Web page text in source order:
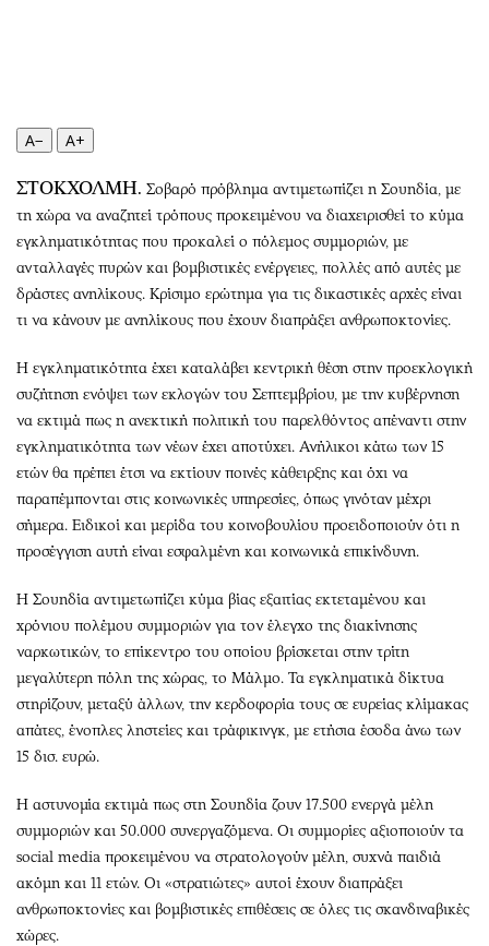
Πολιτισμός
Θέατρο-Χορός
Μουσική
Εικαστικά
Βιβλίο
Χειρόγραφα
Podcasts
Uncut
Προσφορές
Προσωπικότητες στην ''Κ''
Επιστολές
A− A+
ΣΤΟΚΧΟΛΜΗ. Σοβαρό πρόβλημα αντιμετωπίζει η Σουηδία, με
τη χώρα να αναζητεί τρόπους προκειμένου να διαχειρισθεί το κύμα
εγκληματικότητας που προκαλεί ο πόλεμος συμμοριών, με
ανταλλαγές πυρών και βομβιστικές ενέργειες, πολλές από αυτές με
δράστες ανηλίκους. Κρίσιμο ερώτημα για τις δικαστικές αρχές είναι
τι να κάνουν με ανηλίκους που έχουν διαπράξει ανθρωποκτονίες.
Η εγκληματικότητα έχει καταλάβει κεντρική θέση στην προεκλογική
συζήτηση ενόψει των εκλογών του Σεπτεμβρίου, με την κυβέρνηση
να εκτιμά πως η ανεκτική πολιτική του παρελθόντος απέναντι στην
εγκληματικότητα των νέων έχει αποτύχει. Ανήλικοι κάτω των 15
ετών θα πρέπει έτσι να εκτίουν ποινές κάθειρξης και όχι να
παραπέμπονται στις κοινωνικές υπηρεσίες, όπως γινόταν μέχρι
σήμερα. Ειδικοί και μερίδα του κοινοβουλίου προειδοποιούν ότι η
προσέγγιση αυτή είναι εσφαλμένη και κοινωνικά επικίνδυνη.
Η Σουηδία αντιμετωπίζει κύμα βίας εξαιτίας εκτεταμένου και
χρόνιου πολέμου συμμοριών για τον έλεγχο της διακίνησης
ναρκωτικών, το επίκεντρο του οποίου βρίσκεται στην τρίτη
μεγαλύτερη πόλη της χώρας, το Μάλμο. Τα εγκληματικά δίκτυα
στηρίζουν, μεταξύ άλλων, την κερδοφορία τους σε ευρείας κλίμακας
απάτες, ένοπλες ληστείες και τράφικινγκ, με ετήσια έσοδα άνω των
15 δισ. ευρώ.
Η αστυνομία εκτιμά πως στη Σουηδία ζουν 17.500 ενεργά μέλη
συμμοριών και 50.000 συνεργαζόμενα. Οι συμμορίες αξιοποιούν τα
social media προκειμένου να στρατολογούν μέλη, συχνά παιδιά
ακόμη και 11 ετών. Οι «στρατιώτες» αυτοί έχουν διαπράξει
ανθρωποκτονίες και βομβιστικές επιθέσεις σε όλες τις σκανδιναβικές
χώρες.